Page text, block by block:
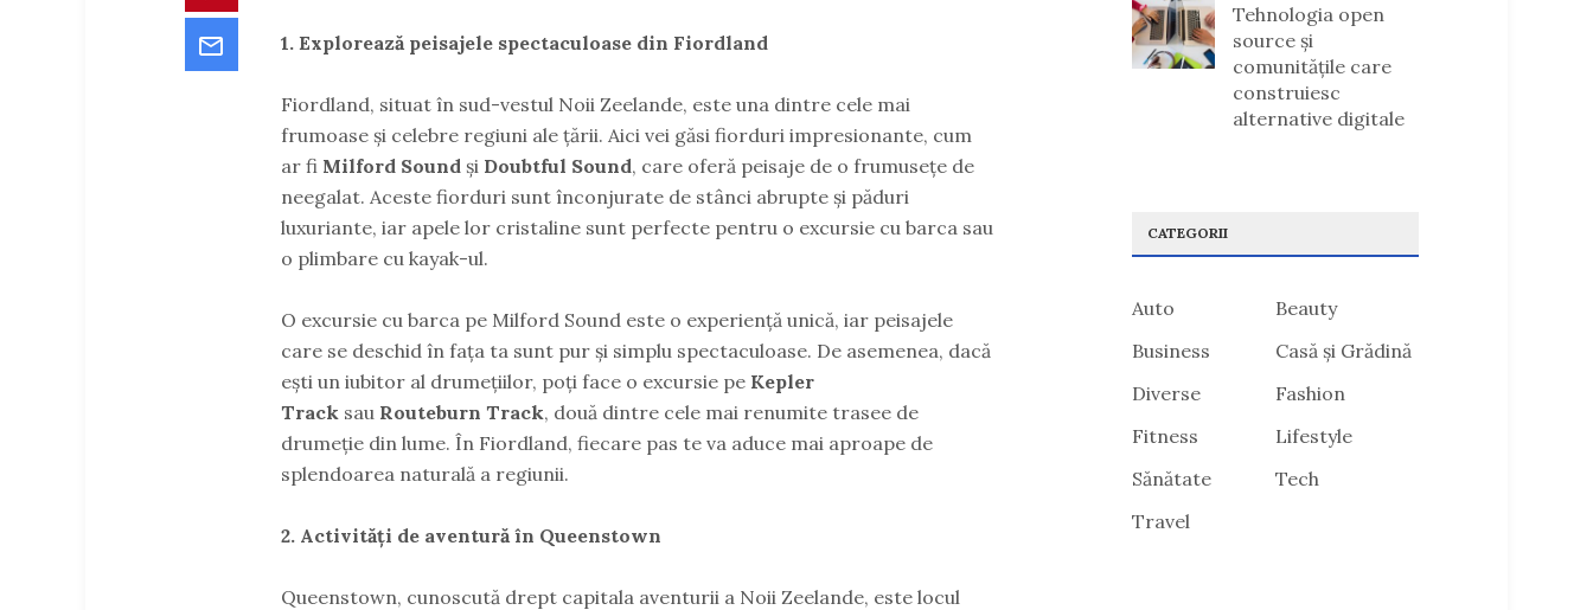
1. Explorează peisajele spectaculoase din Fiordland
Fiordland, situat în sud-vestul Noii Zeelande, este una dintre cele mai
frumoase și celebre regiuni ale țării. Aici vei găsi fiorduri impresionante, cum
ar fi Milford Sound și Doubtful Sound, care oferă peisaje de o frumusețe de
neegalat. Aceste fiorduri sunt înconjurate de stânci abrupte și păduri
luxuriante, iar apele lor cristaline sunt perfecte pentru o excursie cu barca sau
o plimbare cu kayak-ul.
O excursie cu barca pe Milford Sound este o experiență unică, iar peisajele
care se deschid în fața ta sunt pur și simplu spectaculoase. De asemenea, dacă
ești un iubitor al drumețiilor, poți face o excursie pe Kepler
Track sau Routeburn Track, două dintre cele mai renumite trasee de
drumeție din lume. În Fiordland, fiecare pas te va aduce mai aproape de
splendoarea naturală a regiunii.
2. Activități de aventură în Queenstown
Queenstown, cunoscută drept capitala aventurii a Noii Zeelande, este locul
Tehnologia open
source și
comunitățile care
construiesc
alternative digitale
CATEGORII
Auto
Beauty
Business
Casă și Grădină
Diverse
Fashion
Fitness
Lifestyle
Sănătate
Tech
Travel